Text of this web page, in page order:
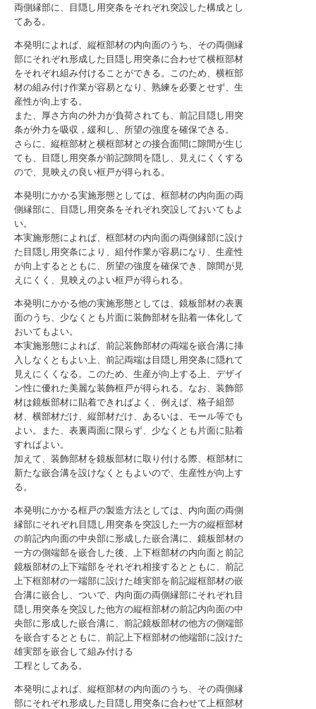
両側縁部に、目隠し用突条をそれぞれ突設した構成とし
てある。
本発明によれば、縦框部材の内向面のうち、その両側縁
部にそれぞれ形成した目隠し用突条に合わせて横框部材
をそれぞれ組み付けることができる。このため、横框部
材の組み付け作業が容易となり、熟練を必要とせず、生
産性が向上する。
また、厚さ方向の外力が負荷されても、前記目隠し用突
条が外力を吸収，緩和し、所望の強度を確保できる。
さらに、縦框部材と横框部材との接合面間に隙間が生じ
ても、目隠し用突条が前記隙間を隠し、見えにくくする
ので、見映えの良い框戸が得られる。
本発明にかかる実施形態としては、框部材の内向面の両
側縁部に、目隠し用突条をそれぞれ突設しておいてもよ
い。
本実施形態によれば、框部材の内向面の両側縁部に設け
た目隠し用突条により、組付作業が容易になり、生産性
が向上するとともに、所望の強度を確保でき、隙間が見
えにくく、見映えのよい框戸が得られる。
本発明にかかる他の実施形態としては、鏡板部材の表裏
面のうち、少なくとも片面に装飾部材を貼着一体化して
おいてもよい。
本実施形態によれば、前記装飾部材の両端を嵌合溝に挿
入しなくともよい上、前記両端は目隠し用突条に隠れて
見えにくくなる。このため、生産が向上する上、デザイ
ン性に優れた美麗な装飾框戸が得られる。なお、装飾部
材は鏡板部材に貼着できればよく、例えば、格子組部
材、横部材だけ、縦部材だけ、あるいは、モール等でも
よい。また、表裏両面に限らず、少なくとも片面に貼着
すればよい。
加えて、装飾部材を鏡板部材に取り付ける際、框部材に
新たな嵌合溝を設けなくともよいので、生産性が向上す
る。
本発明にかかる框戸の製造方法としては、内向面の両側
縁部にそれぞれ目隠し用突条を突設した一方の縦框部材
の前記内向面の中央部に形成した嵌合溝に、鏡板部材の
一方の側端部を嵌合した後、上下框部材の内向面と前記
鏡板部材の上下端部をそれぞれ相接するとともに、前記
上下框部材の一端部に設けた雄実部を前記縦框部材の嵌
合溝に嵌合し、ついで、内向面の両側縁部にそれぞれ目
隠し用突条を突設した他方の縦框部材の前記内向面の中
央部に形成した嵌合溝に、前記鏡板部材の他方の側端部
を嵌合するとともに、前記上下框部材の他端部に設けた
雄実部を嵌合して組み付ける
工程としてある。
本発明によれば、縦框部材の内向面のうち、その両側縁
部にそれぞれ形成した目隠し用突条に合わせて上框部材